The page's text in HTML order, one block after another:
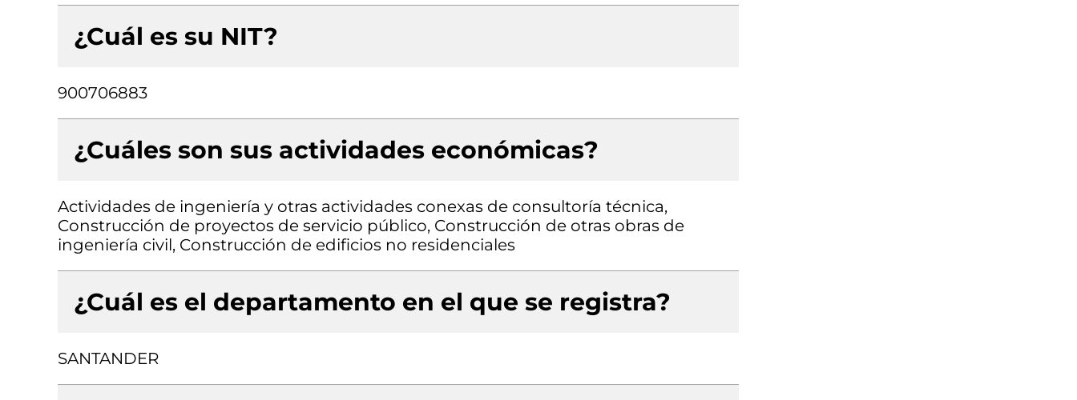
¿Cuál es su NIT?
900706883
¿Cuáles son sus actividades económicas?
Actividades de ingeniería y otras actividades conexas de consultoría técnica,
Construcción de proyectos de servicio público, Construcción de otras obras de
ingeniería civil, Construcción de edificios no residenciales
¿Cuál es el departamento en el que se registra?
SANTANDER